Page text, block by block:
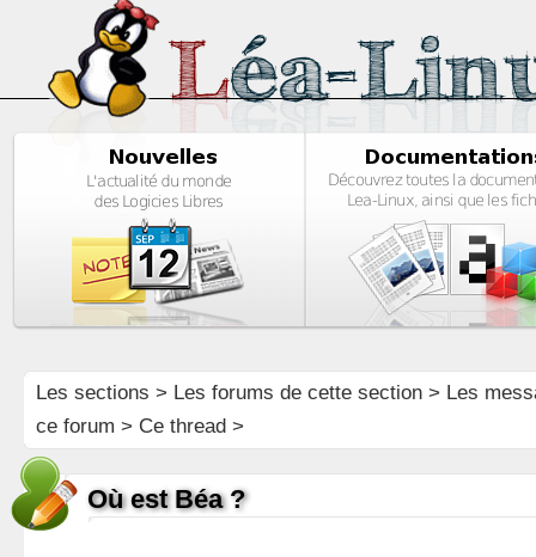
Les sections > Les forums de cette section> Les
ce forum > Ce thread >
Où est Béa ?